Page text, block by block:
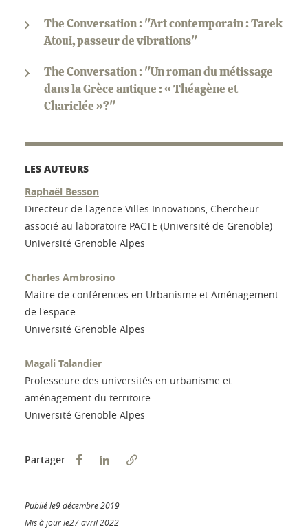
The Conversation : "Art contemporain : Tarek
Atoui, passeur de vibrations"
The Conversation : "Un roman du métissage
dans la Grèce antique : « Théagène et
Chariclée »?"
LES AUTEURS
Raphaël Besson
Directeur de l'agence Villes Innovations, Chercheur
associé au laboratoire PACTE (Université de Grenoble)
Université Grenoble Alpes
Charles Ambrosino
Maitre de conférences en Urbanisme et Aménagement
de l'espace
Université Grenoble Alpes
Magali Talandier
Professeure des universités en urbanisme et
aménagement du territoire
Université Grenoble Alpes
Partager Partager sur Facebook
Partager sur LinkedIn
Publié le9 décembre 2019
Mis à jour le27 avril 2022